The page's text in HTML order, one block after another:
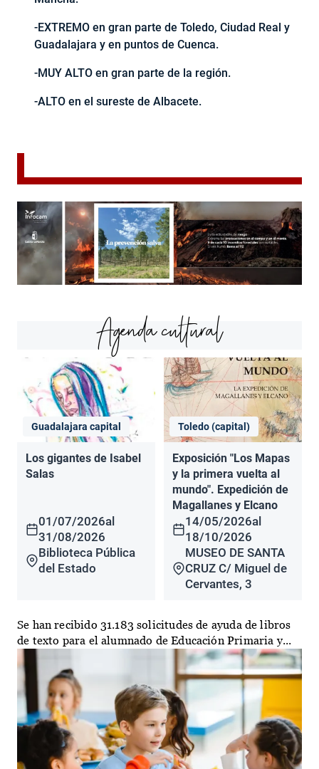
-EXTREMO en gran parte de Toledo, Ciudad Real y
Guadalajara y en puntos de Cuenca.
-MUY ALTO en gran parte de la región.
-ALTO en el sureste de Albacete.
Agenda cultural
Guadalajara capital
Los gigantes de Isabel
Salas
01/07/2026al
31/08/2026
Biblioteca Pública
del Estado
Toledo (capital)
Exposición "Los Mapas
y la primera vuelta al
mundo". Expedición de
Magallanes y Elcano
14/05/2026al
18/10/2026
MUSEO DE SANTA
CRUZ C/ Miguel de
Cervantes, 3
Se han recibido 31.183 solicitudes de ayuda de libros
de texto para el alumnado de Educación Primaria y...